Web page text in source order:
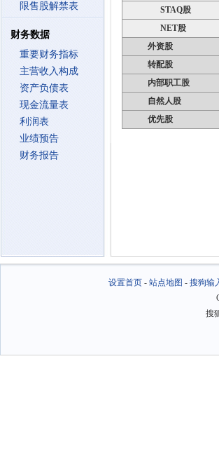
限售股解禁表
财务数据
重要财务指标
主营收入构成
资产负债表
现金流量表
利润表
业绩预告
财务报告
STAQ股
NET股
外资股
转配股
内部职工股
自然人股
优先股
设置首页- 站点地图 - 搜狗输
搜